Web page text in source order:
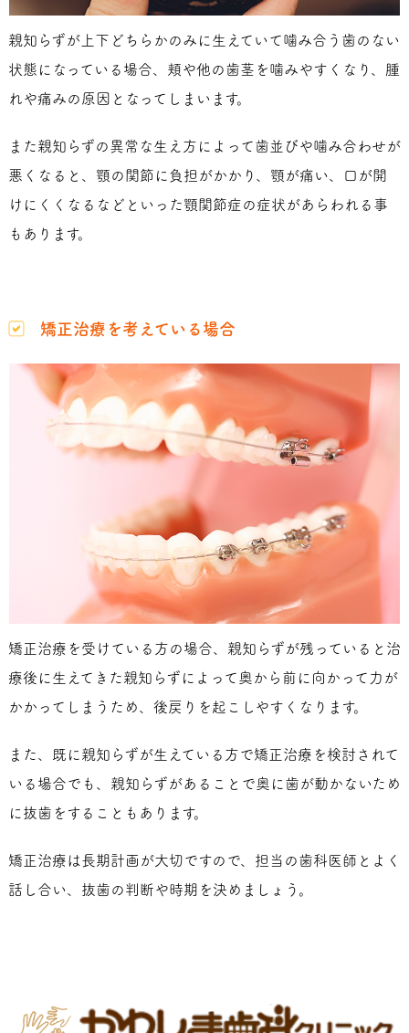
親知らずが上下どちらかのみに生えていて噛み合う歯のない
状態になっている場合、頬や他の歯茎を噛みやすくなり、腫
れや痛みの原因となってしまいます。
また親知らずの異常な生え方によって歯並びや噛み合わせが
悪くなると、顎の関節に負担がかかり、顎が痛い、口が開
けにくくなるなどといった顎関節症の症状があらわれる事
もあります。
矯正治療を考えている場合
矯正治療を受けている方の場合、親知らずが残っていると治
療後に生えてきた親知らずによって奥から前に向かって力が
かかってしまうため、後戻りを起こしやすくなります。
また、既に親知らずが生えている方で矯正治療を検討されて
いる場合でも、親知らずがあることで奥に歯が動かないため
に抜歯をすることもあります。
矯正治療は長期計画が大切ですので、担当の歯科医師とよく
話し合い、抜歯の判断や時期を決めましょう。